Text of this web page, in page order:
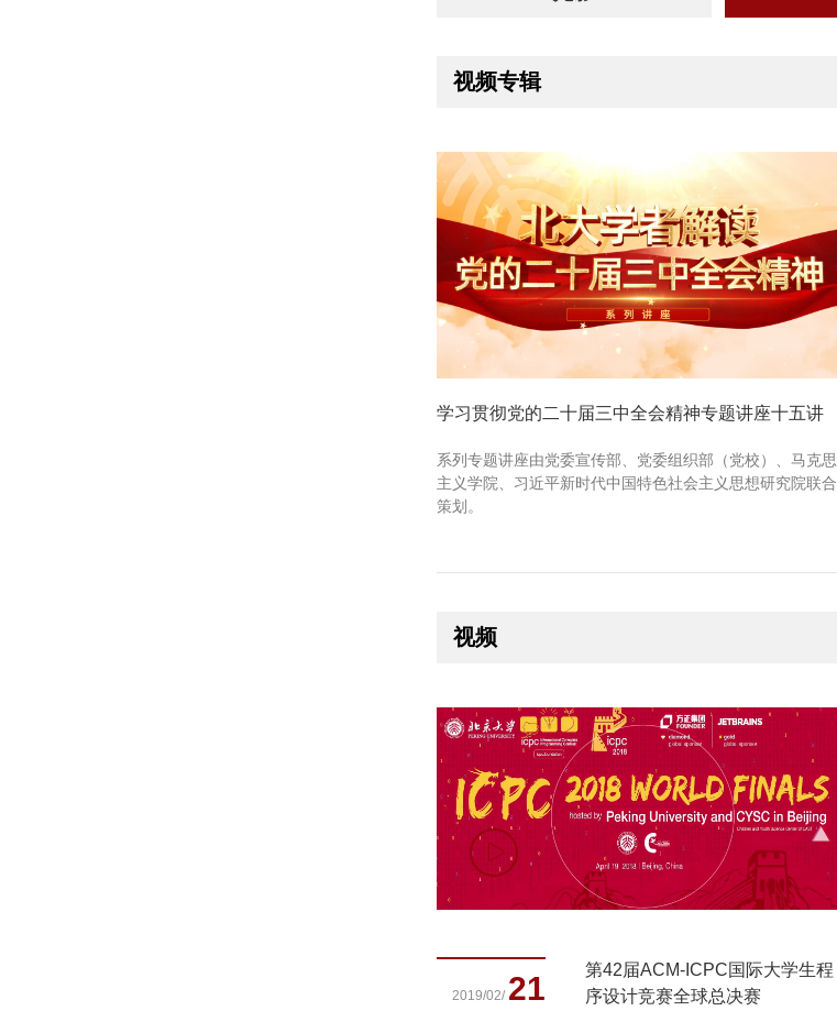
视频专辑
学习贯彻党的二十届三中全会精神专题讲座十五讲
系列专题讲座由党委宣传部、党委组织部（党校）、马克思
主义学院、习近平新时代中国特色社会主义思想研究院联合
策划。
视频
2019/02/ 21
第42届ACM-ICPC国际大学生程
序设计竞赛全球总决赛